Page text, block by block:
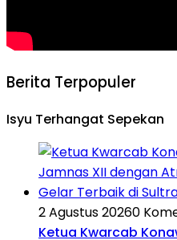
Berita Terpopuler
Isyu Terhangat Sepekan
2 Agustus 20260
Ketua Kwarcab